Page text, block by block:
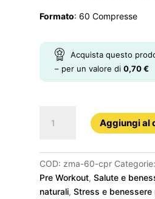
Formato: 60 Compresse
Acquista questo
– per un valore di0,70€
quantità
Aggiungi al
COD: zma-60-cpr
Pre Workout,Salute e
naturali,Stress e benessere